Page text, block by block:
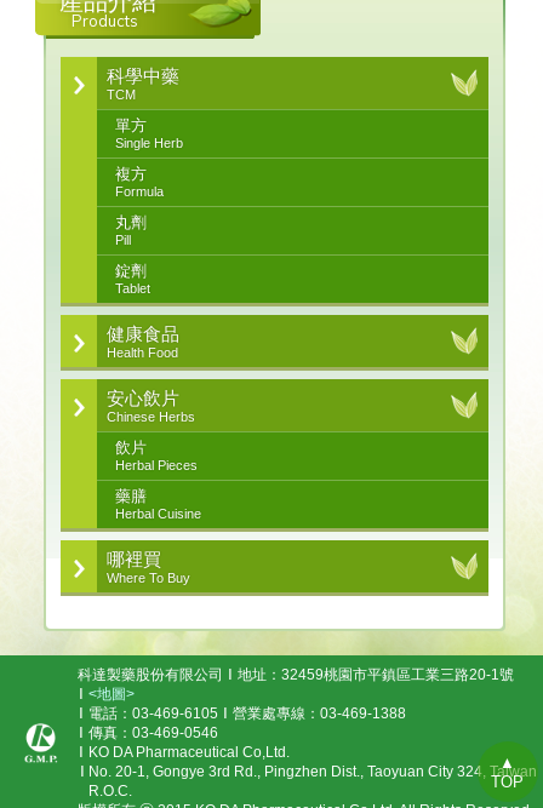
Products
科學中藥
TCM
單方
Single Herb
複方
Formula
丸劑
Pill
錠劑
Tablet
健康食品
Health Food
安心飲片
Chinese Herbs
飲片
Herbal Pieces
藥膳
Herbal Cuisine
哪裡買
Where To Buy
科達製藥股份有限公司
地址：32459桃園市平鎮區工業三路20-1號
<地圖>
電話：03-469-6105
營業處專線：03-469-1388
傳真：03-469-0546
KO DA Pharmaceutical Co,Ltd.
No. 20-1, Gongye 3rd Rd., Pingzhen Dist., Taoyuan City 324, Taiwan
R.O.C.
▲
TOP